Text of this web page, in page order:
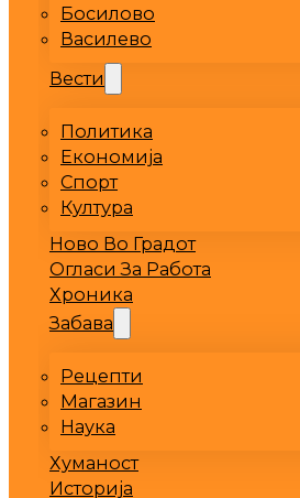
Босилово
Василево
Вести
Политика
Економија
Спорт
Култура
Ново Во Градот
Огласи За Работа
Хроника
Забава
Рецепти
Магазин
Наука
Хуманост
Историја